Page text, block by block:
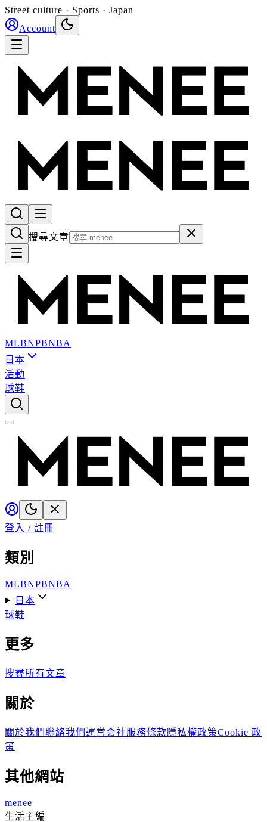
Street culture · Sports · Japan
Account
搜尋文章
MLBNPBNBA
日本
活動
球鞋
登入 / 註冊
類別
MLBNPBNBA
日本
球鞋
更多
搜尋所有文章
關於
關於我們聯絡我們運営会社服務條款隱私權政策Cookie 政
策
其他網站
menee
生活主編